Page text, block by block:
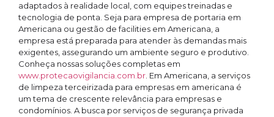
adaptados à realidade local, com equipes treinadas e
tecnologia de ponta. Seja para empresa de portaria em
Americana ou gestão de facilities em Americana, a
empresa está preparada para atender às demandas mais
exigentes, assegurando um ambiente seguro e produtivo.
Conheça nossas soluções completas em
www.protecaovigilancia.com.br . Em Americana, a serviços
de limpeza terceirizada para empresas em americana é
um tema de crescente relevância para empresas e
condomínios. A busca por serviços de segurança privada